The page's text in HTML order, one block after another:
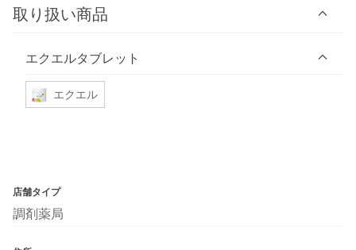
取り扱い商品
エクエルタブレット
エクエル
店舗タイプ
調剤薬局